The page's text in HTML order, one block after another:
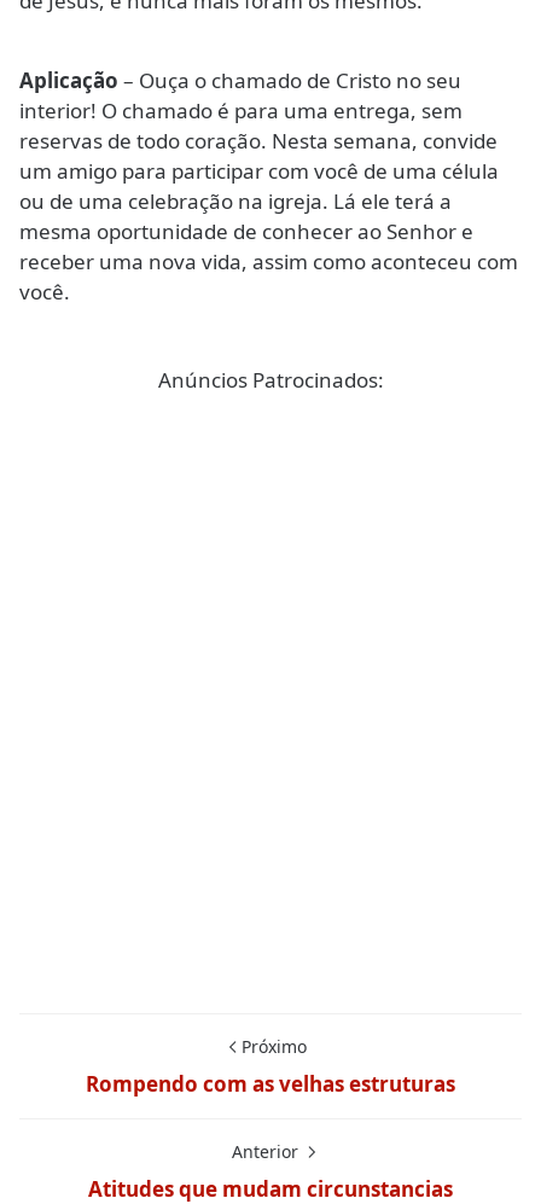
Aplicação – Ouça o chamado de Cristo no seu
interior! O chamado é para uma entrega, sem
reservas de todo coração. Nesta semana, convide
um amigo para participar com você de uma célula
ou de uma celebração na igreja. Lá ele terá a
mesma oportunidade de conhecer ao Senhor e
receber uma nova vida, assim como aconteceu com
você.
Anúncios Patrocinados:
Próximo
Rompendo com as velhas estruturas
Anterior
Atitudes que mudam circunstancias